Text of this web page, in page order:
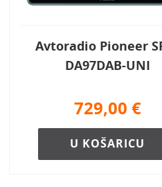
Avtoradio Pioneer
DA97DAB-UNI
729,00 €
U KOŠARICU